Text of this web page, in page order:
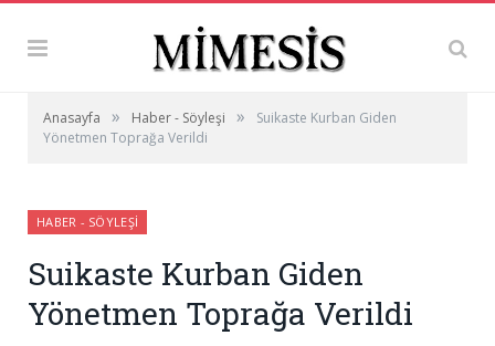
Anasayfa » Haber - Söyleşi »
Suikaste Kurban Giden
Yönetmen Toprağa Verildi
HABER - SÖYLEŞI
Suikaste Kurban Giden
Yönetmen Toprağa Verildi